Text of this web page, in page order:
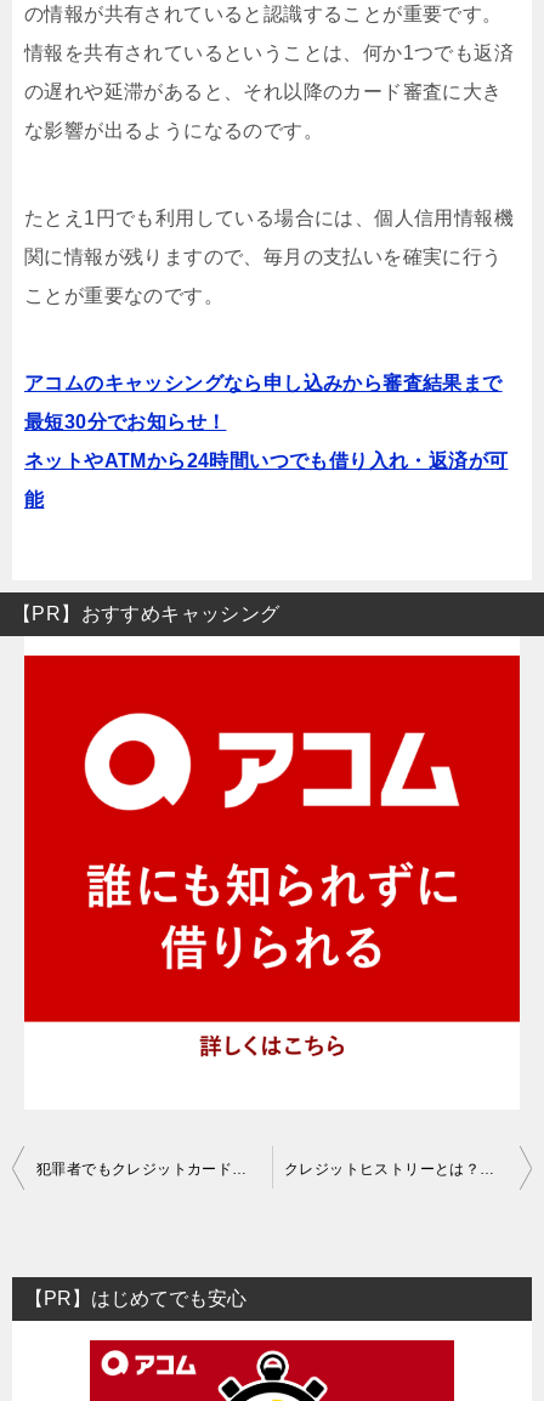
の情報が共有されていると認識することが重要です。
情報を共有されているということは、何か1つでも返済
の遅れや延滞があると、それ以降のカード審査に大き
な影響が出るようになるのです。
たとえ1円でも利用している場合には、個人信用情報機
関に情報が残りますので、毎月の支払いを確実に行う
ことが重要なのです。
アコムのキャッシングなら申し込みから審査結果まで
最短30分でお知らせ！
ネットやATMから24時間いつでも借り入れ・返済が可
能
【PR】おすすめキャッシング
投
ビ
ゲ
犯罪者でもクレジットカードは作れる？前科ありでローン審査は通る？ クレジットヒストリーとは？クレジットカードヒストリーの作り方
【PR】はじめてでも安心